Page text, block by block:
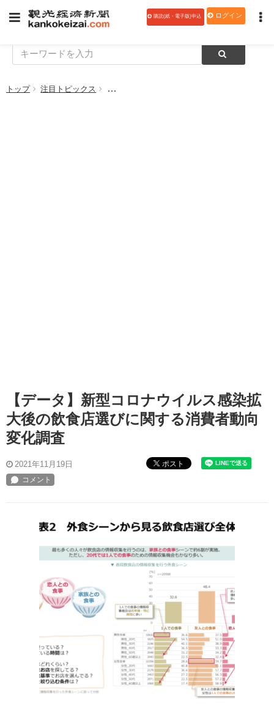
購読(紙・電子版)申込 ログイン
トップ 注目トピックス 【データ】新型コロナウイルス感染拡大後の
【データ】新型コロナウイルス感染拡
大後の飲食店選びに関する消費者動向
変化調査
2021年11月19日 ポスト